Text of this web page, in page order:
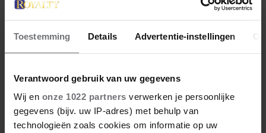
Toestemming Details Advertentie-instellingen
Verantwoord gebruik van uw gegevens
Wij en onze 1022 partners verwerken je persoonlijke
gegevens (bijv. uw IP-adres) met behulp van
technologieën zoals cookies om informatie op uw
13 juni 2022
ANDREW-SOAP GAAT VERDER:
NIET NAAR GARTER DAY, DRUK
OP KONINGIN